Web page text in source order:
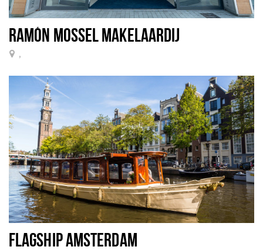
RAMÓN MOSSEL MAKELAARDIJ
,
FLAGSHIP AMSTERDAM